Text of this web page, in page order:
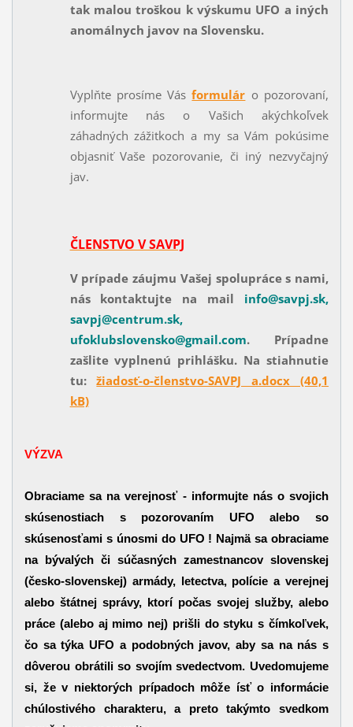
tak malou troškou k výskumu UFO a iných
anomálnych javov na Slovensku.
Vyplňte prosíme Vásformulár o pozorovaní,
informujte nás o Vašich akýchkoľvek
záhadných zážitkoch a my sa Vám pokúsime
objasniť Vaše pozorovanie, či iný nezvyčajný
jav.
ČLENSTVO V SAVPJ
V prípade záujmu Vašej spolupráce s nami,
nás kontaktujte na mail info@savpj.sk,
savpj@centrum.sk,
ufoklubslovensko@gmail.com. Prípadne
zašlite vyplnenú prihlášku. Na stiahnutie
tu:žiadosť-o-členstvo-SAVPJ a.docx (40,1
kB)
VÝZVA
Obraciame sa na verejnosť - informujte nás o svojich
skúsenostiach
s pozorovaním UFO alebo
so
skúsenosťami s únosmi do UFO ! Najmä sa obraciame
na bývalých či súčasných zamestnancov slovenskej
(česko-slovenskej) armády, letectva, polície a verejnej
alebo štátnej správy, ktorí počas svojej služby, alebo
práce(alebo aj mimo nej) prišli do styku s čímkoľvek,
čo sa týka UFO a podobných javov, aby sa na nás s
dôverou obrátili so svojím svedectvom. Uvedomujeme
si, že v niektorých prípadoch môže ísť o informácie
chúlostivého
charakteru, a preto takýmto
svedkom